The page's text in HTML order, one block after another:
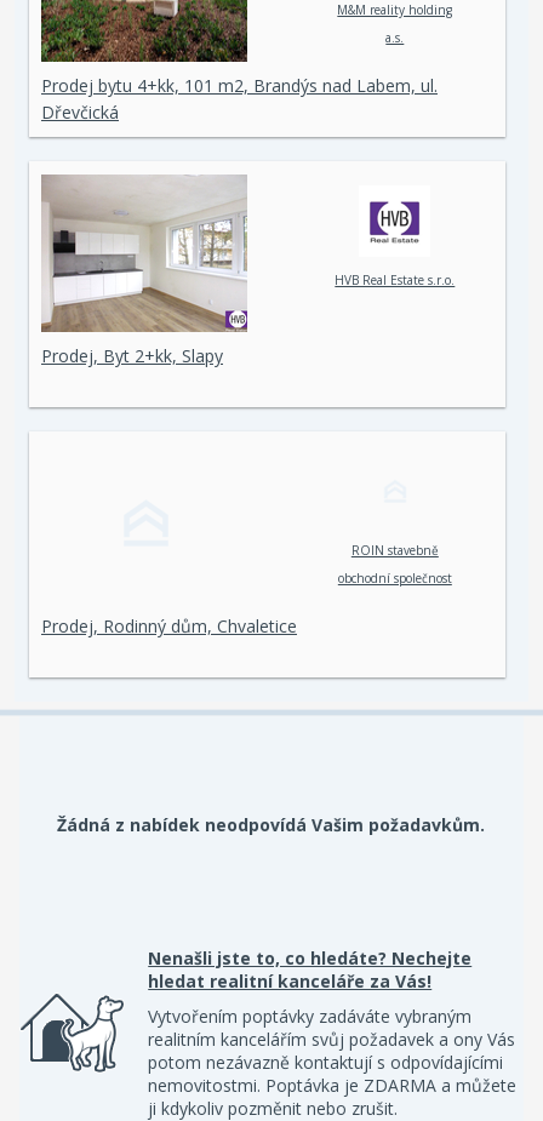
M&M reality holding
a.s.
Prodej bytu 4+kk, 101 m2, Brandýs nad Labem, ul.
Dřevčická
HVB Real Estate s.r.o.
Prodej, Byt 2+kk, Slapy
ROIN stavebně
obchodní společnost
Prodej, Rodinný dům, Chvaletice
Žádná z nabídek neodpovídá Vašim požadavkům.
Nenašli jste to, co hledáte? Nechejte
hledat realitní kanceláře za Vás!
Vytvořením poptávky zadáváte vybraným
realitním kancelářím svůj požadavek a ony Vás
potom nezávazně kontaktují s odpovídajícími
nemovitostmi. Poptávka je ZDARMA a můžete
ji kdykoliv pozměnit nebo zrušit.